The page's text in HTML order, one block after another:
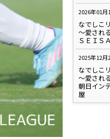
2026年01月
なでしこ
～愛され
ＳＥＩＳ
2025年12月
なでしこ
～愛され
朝日イン
屋